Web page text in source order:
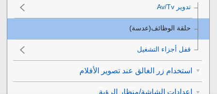
تدوير Av/Tv‎‏
قفل أجزاء التشغيل
استخدام زر الغالق عند تصوير الأفلام
إعدادات الشاشة/منظار الرؤية